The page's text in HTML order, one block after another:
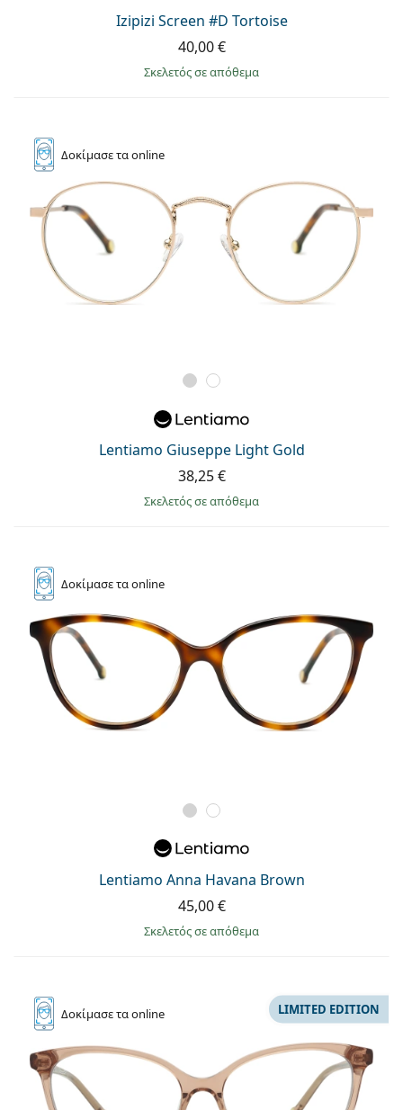
Izipizi Screen #D Tortoise
40,00 €
σκελετός σε απόθεμα
Δοκίμασετα online
Lentiamo Giuseppe Light Gold
38,25 €
σκελετός σε απόθεμα
Δοκίμασετα online
Lentiamo Anna Havana Brown
45,00 €
σκελετός σε απόθεμα
Δοκίμασετα online LIMITED EDITION